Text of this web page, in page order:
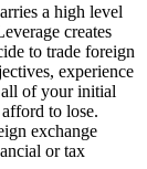
a high level
creates
to trade foreign
experience
all of your initial
to lose.
exchange
or tax